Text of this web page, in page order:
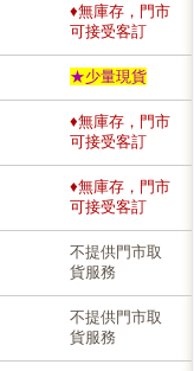
♦無庫存，門市
可接受客訂
★少量現貨
♦無庫存，門市
可接受客訂
♦無庫存，門市
可接受客訂
不提供門市取
貨服務
不提供門市取
貨服務